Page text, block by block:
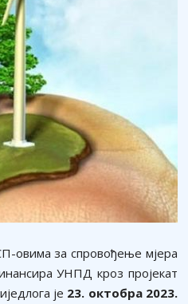
овима за спровођење мјера
УНПД кроз пројекат
је 23. октобра 2023.